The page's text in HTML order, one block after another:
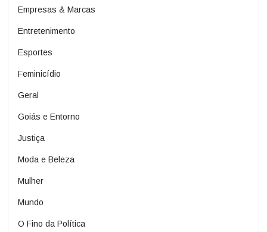
Empresas & Marcas
Entretenimento
Esportes
Feminicídio
Geral
Goiás e Entorno
Justiça
Moda e Beleza
Mulher
Mundo
O Fino da Política